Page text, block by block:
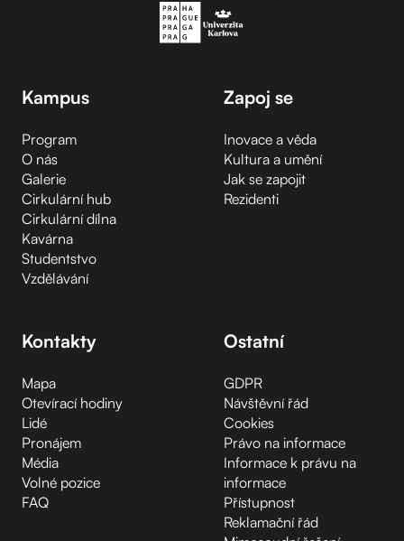
Kampus
Program
O nás
Galerie
Cirkulární hub
Cirkulární dílna
Kavárna
Studentstvo
Vzdělávání
Zapoj se
Inovace a věda
Kultura a umění
Jak se zapojit
Rezidenti
Kontakty
Mapa
Otevírací hodiny
Lidé
Pronájem
Média
Volné pozice
FAQ
Ostatní
GDPR
Návštěvní řád
Cookies
Právo na informace
Informace k právu na
informace
Přístupnost
Reklamační řád